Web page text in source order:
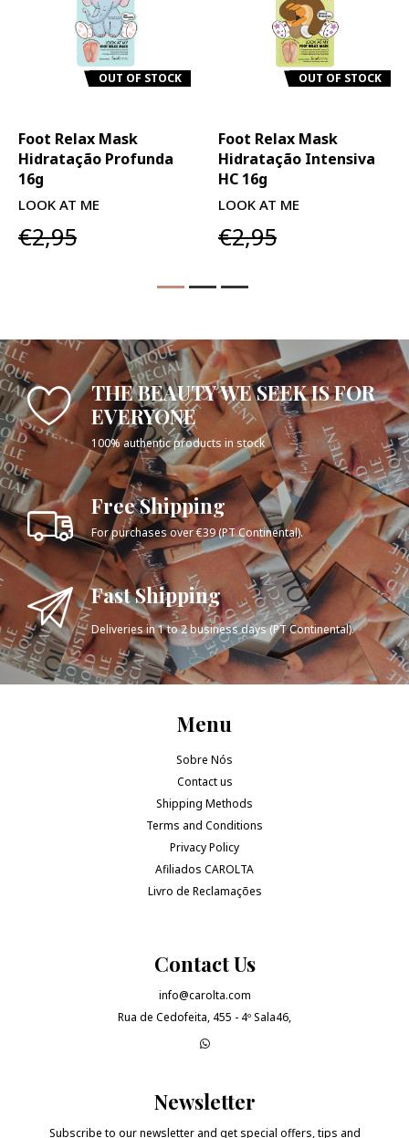
OUT OF STOCK
Foot Relax Mask
Hidratação Profunda
16g
LOOK AT ME
€2,95
OUT OF STOCK
Foot Relax Mask
Hidratação Intensiva
HC 16g
LOOK AT ME
€2,95
THE BEAUTY WE SEEK IS FOR
EVERYONE
100% authentic products in stock
Free Shipping
For purchases over €39 (PT Continental).
Fast Shipping
Deliveries in 1 to 2 business days (PT Continental).
Menu
Sobre Nós
Contact us
Shipping Methods
Terms and Conditions
Privacy Policy
Afiliados CAROLTA
Livro de Reclamações
Contact Us
info@carolta.com
Rua de Cedofeita, 455 - 4º Sala46,
Newsletter
Subscribe to our newsletter and get special offers, tips and